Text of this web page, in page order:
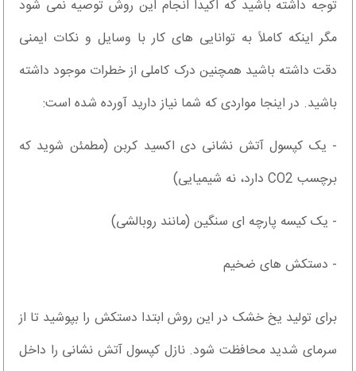
توجه داشته باشید که اکیداً انجام این روش توصیه نمی شود
مگر اینکه کاملاً به توانایی های کار با وسایل و نکات ایمنی
دقت داشته باشید همچنین درک کاملی از خطرات موجود داشته
باشید. در اینجا مواردی که شما نیاز دارید آورده شده است:
- یک کپسول آتش نشانی دی اکسید کربن (مطمئن شوید که
برچسب CO2 دارد، نه شیمیایی)
- یک کیسه پارچه ای سنگین (مانند روبالشی)
- دستکش های ضخیم
برای تولید یخ خشک در این روش ابتدا دستکش را بپوشید تا از
سرمای شدید محافظت شود. نازل کپسول آتش نشانی را داخل